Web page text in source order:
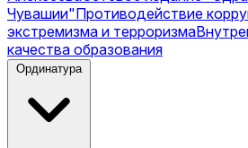
Чувашии"Противодействие
экстремизма и терроризма
качества образования
Ординатура